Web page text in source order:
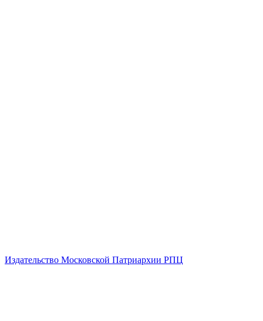
Издательство Московской Патриархии РПЦ